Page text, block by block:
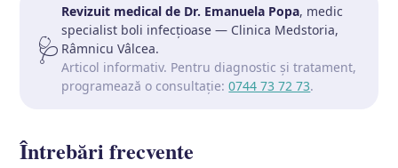
🩺
Revizuit medical de Dr. Emanuela Popa, medic
specialist boli infecțioase — Clinica Medstoria,
Râmnicu Vâlcea.
Articol informativ. Pentru diagnostic și tratament,
programează o consultație:0744 73 72 73.
Întrebări frecvente